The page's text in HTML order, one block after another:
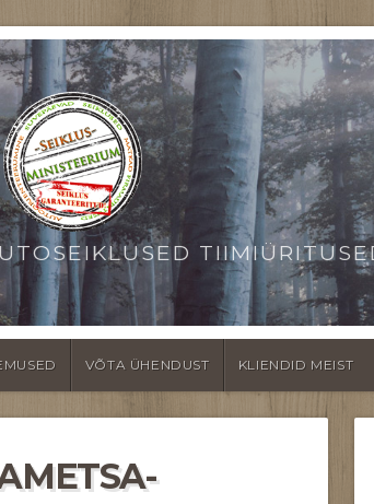
VÕTA ÜHENDUST KLIENDID MEIST